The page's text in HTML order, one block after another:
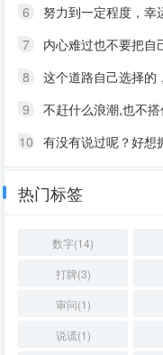
6
努力到一定程度，幸
7
内心难过也不要把自己丢在黑暗中，无限放大自己的情绪。按时睡觉，好好吃
8
这个道路自己选择的
9
不赶什么浪潮,也不
10 有没有说过呢？好想
热门标签
数字(14)
打牌(3)
审问(1)
说谎(1)